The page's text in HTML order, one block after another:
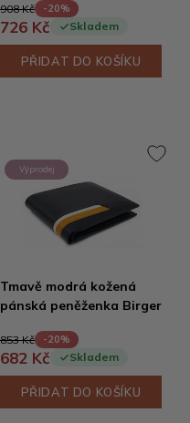
908 Kč -20%
726 Kč Skladem
PŘIDAT DO KOŠÍKU
Výprodej
Tmavě modrá kožená
pánská peněženka Birger
853 Kč -20%
682 Kč Skladem
PŘIDAT DO KOŠÍKU